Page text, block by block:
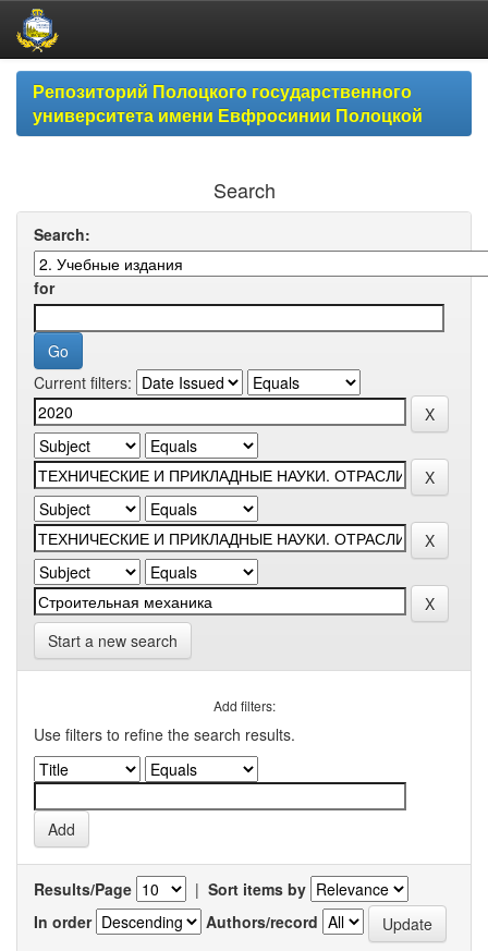
Skip
navigationРепозиторий Полоцкого государственного
университета имени Евфросинии Полоцкой
Search
Search:
for
Current filters:
Start a new search
Add filters:
Use filters to refine the search results.
Results/Page | Sort items by
In order
Authors/record